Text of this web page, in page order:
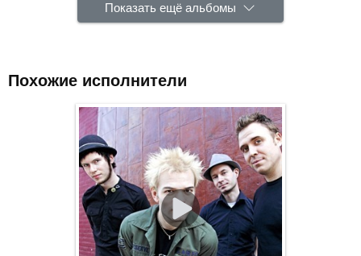
Показать ещё альбомы
Похожие исполнители